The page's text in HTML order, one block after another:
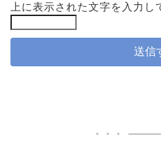
上に表示された文字を入力し